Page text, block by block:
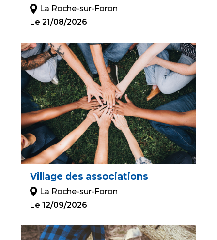
La Roche-sur-Foron
Le 21/08/2026
Village des associations
La Roche-sur-Foron
Le 12/09/2026